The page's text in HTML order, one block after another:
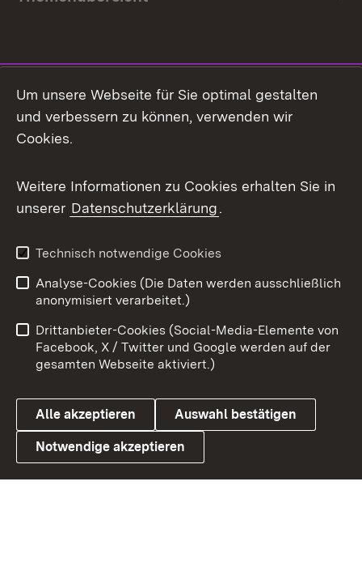
Facebook
X / Twitter
Youtube
Link zum Landesportal
Impressum
Kontakt
Barrierefreiheit
Datenschutz
Cookies
Um unsere Webseite für Sie optimal gestalten
und verbessern zu können, verwenden wir
Cookies.
Weitere Informationen zu Cookies erhalten Sie in
unserer Datenschutzerklärung.
Technisch notwendige Cookies
Analyse-Cookies (Die Daten werden ausschließlich
anonymisiert verarbeitet.)
Drittanbieter-Cookies (Social-Media-Elemente von
Facebook, X / Twitter und Google werden auf der
gesamten Webseite aktiviert.)
Alle akzeptieren Auswahl bestätigen
Notwendige akzeptieren